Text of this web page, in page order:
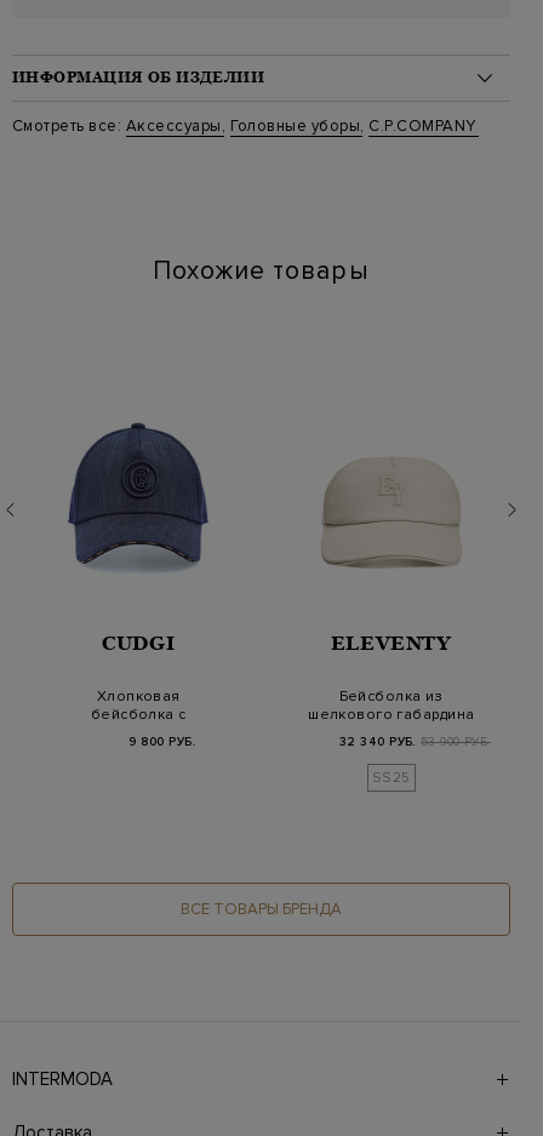
ИНФОРМАЦИЯ ОБ ИЗДЕЛИИ
Материал: хлопок 100%
Смотреть все: Аксессуары, Головные уборы, C.P.COMPANY
Похожие товары
CUDGI
Хлопковая
бейсболка с
логотипом
9 800 РУБ.
ELEVENTY
Бейсболка из
шелкового габардина
л…
32 340 РУБ. 53 900 РУБ.
SS25
ВСЕ ТОВАРЫ БРЕНДА
INTERMODA
брендов на 4 этажах в самом центре города. На сайте